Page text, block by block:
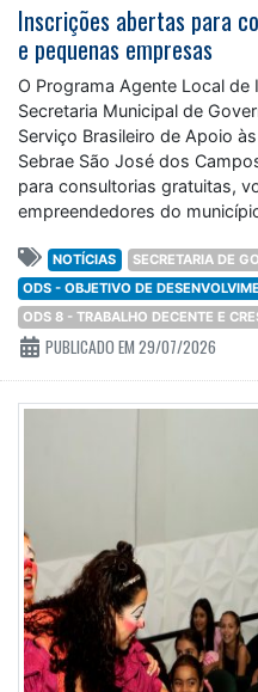
Inscrições abertas para
e pequenas empresas
O Programa Agente Local de
Secretaria Municipal de
Serviço Brasileiro de Apoio
Sebrae São José dos
para consultorias gratuitas,
empreendedores do
NOTÍCIAS
SECRETARIA DE
ODS - OBJETIVO DE
ODS 8 - TRABALHO DECENTE E
PUBLICADO EM 29/07/2026